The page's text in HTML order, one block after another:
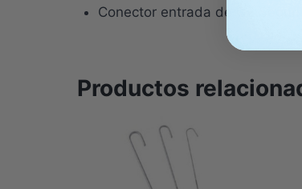
Conector entrada de O2
Productos